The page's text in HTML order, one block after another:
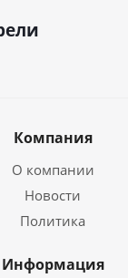
Компания
О компании
Новости
Политика
Информация